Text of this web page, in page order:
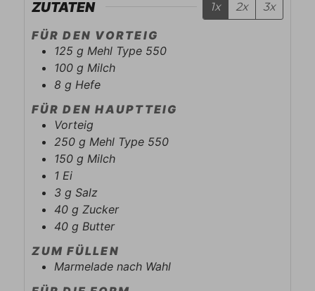
ZUTATEN 1x 2x 3x
FÜR DEN VORTEIG
125 g Mehl Type 550
100 g Milch
8 g Hefe
FÜR DEN HAUPTTEIG
Vorteig
250 gMehl Type 550
150 g Milch
1 Ei
3 g Salz
40 g Zucker
40 g Butter
ZUM FÜLLEN
Marmelade nach Wahl